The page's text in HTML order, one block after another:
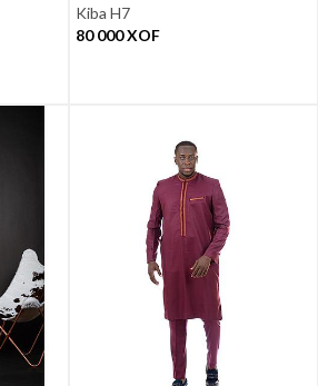
Kiba H7
80 000XOF